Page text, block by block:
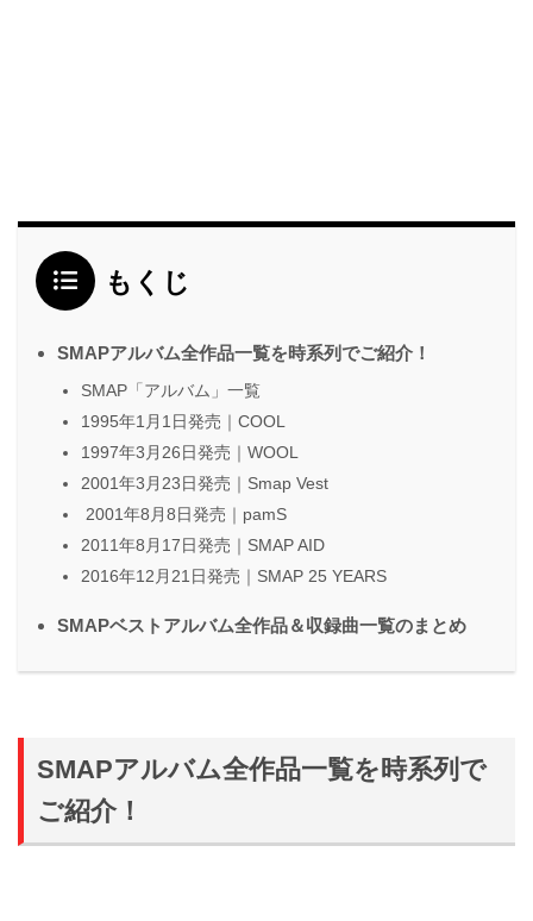
もくじ
SMAPアルバム全作品一覧を時系列でご紹介！
SMAP「アルバム」一覧
1995年1月1日発売｜COOL
1997年3月26日発売｜WOOL
2001年3月23日発売｜Smap Vest
2001年8月8日発売｜pamS
2011年8月17日発売｜SMAP AID
2016年12月21日発売｜SMAP 25 YEARS
SMAPベストアルバム全作品＆収録曲一覧のまとめ
SMAPアルバム全作品一覧を時系列で
ご紹介！